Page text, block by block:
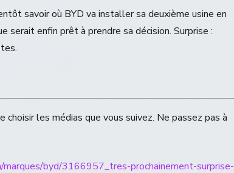
savoir où BYD va installer sa deuxième usine en
serait enfin prêt à prendre sa décision. Surprise :
les médias que vous suivez. Ne passez pas à
byd/3166957_tres-prochainement-surprise-